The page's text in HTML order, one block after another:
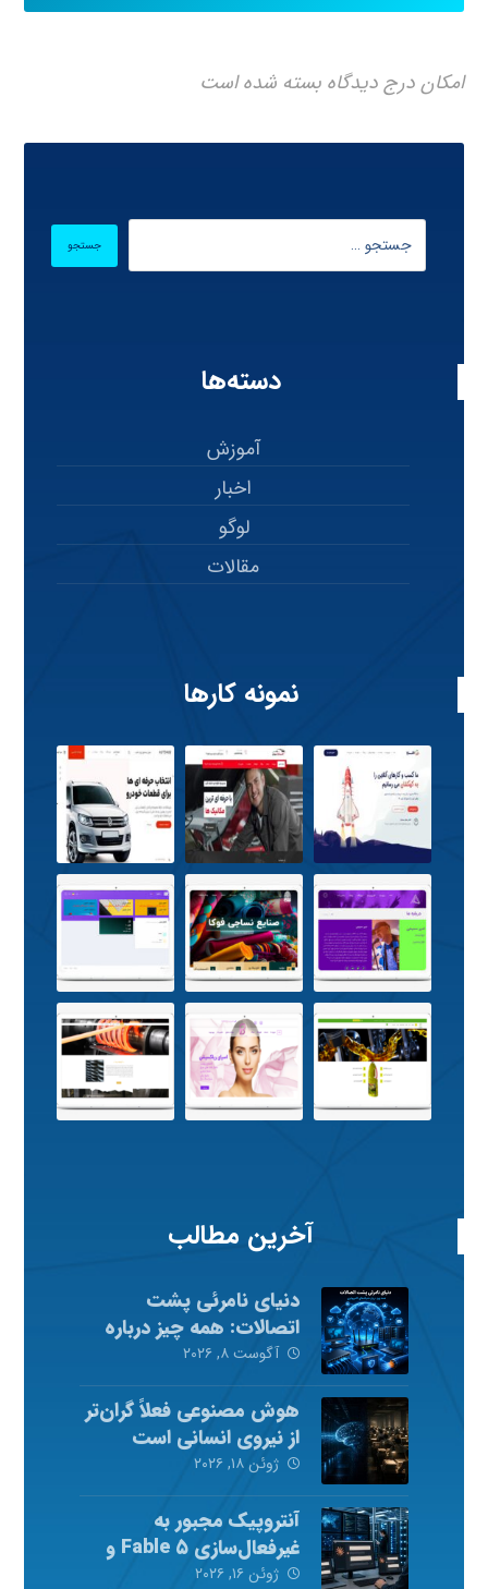
امکان درج دیدگاه بسته شده است
دسته‌ها
آموزش
اخبار
لوگو
مقالات
نمونه کارها
آخرین مطالب
دنیای نامرئی پشت
اتصالات: همه چیز درباره
شبکه‌های کامپیوتری
آگوست ۸, ۲۰۲۶
هوش مصنوعی فعلاً گران‌تر
از نیروی انسانی است
ژوئن ۱۸, ۲۰۲۶
آنتروپیک مجبور به
غیرفعال‌سازی Fable ۵ و
Mythos ۵ شد
ژوئن ۱۶, ۲۰۲۶